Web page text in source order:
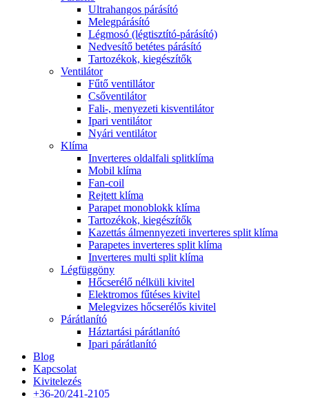
Ultrahangos párásító
Melegpárásító
Légmosó (légtisztító-párásító)
Nedvesítő betétes párásító
Tartozékok, kiegészítők
Ventilátor
Fűtő ventillátor
Csőventilátor
Fali-, menyezeti kisventilátor
Ipari ventilátor
Nyári ventilátor
Klíma
Inverteres oldalfali splitklíma
Mobil klíma
Fan-coil
Rejtett klíma
Parapet monoblokk klíma
Tartozékok, kiegészítők
Kazettás álmennyezeti inverteres split klíma
Parapetes inverteres split klíma
Inverteres multi split klíma
Légfüggöny
Hőcserélő nélküli kivitel
Elektromos fűtéses kivitel
Melegvizes hőcserélős kivitel
Párátlanító
Háztartási párátlanító
Ipari párátlanító
Blog
Kapcsolat
Kivitelezés
+36-20/241-2105